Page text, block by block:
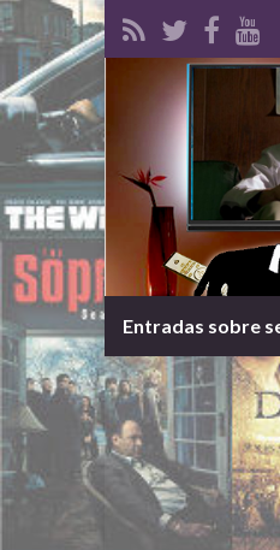
Entradas sobre